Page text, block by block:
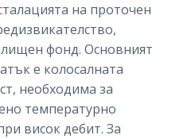
на проточен
фонд. Основният
е колосалната
необходима за
температурно
висок дебит. За